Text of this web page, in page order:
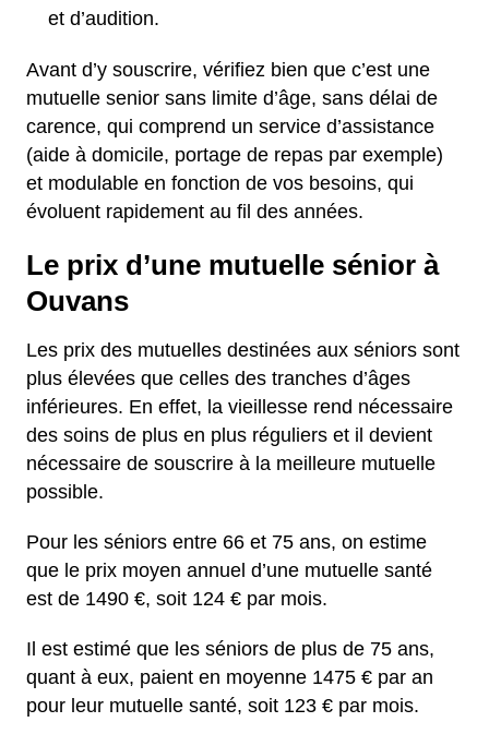
et d’audition.
Avant d’y souscrire, vérifiez bien que c’est une
mutuelle senior sans limite d’âge, sans délai de
carence, qui comprend un service d’assistance
(aide à domicile, portage de repas par exemple)
et modulable en fonction de vos besoins, qui
évoluent rapidement au fil des années.
Le prix d’une mutuelle sénior à
Ouvans
Les prix des mutuelles destinées aux séniors sont
plus élevées que celles des tranches d’âges
inférieures. En effet, la vieillesse rend nécessaire
des soins de plus en plus réguliers et il devient
nécessaire de souscrire à la meilleure mutuelle
possible.
Pour les séniors entre 66 et 75 ans, on estime
que le prix moyen annuel d’une mutuelle santé
est de 1490 €, soit 124 € par mois.
Il est estimé que les séniors de plus de 75 ans,
quant à eux, paient en moyenne 1475 € par an
pour leur mutuelle santé, soit 123 € par mois.